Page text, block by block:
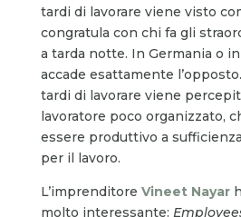
tardi di lavorare viene visto
congratula con chi fa gli
a tarda notte. In Germania o
accade esattamente
tardi di lavorare viene
lavoratore poco organizzato,
essere produttivo a
per il lavoro.
L’imprenditore Vineet Nayar
molto interessante: